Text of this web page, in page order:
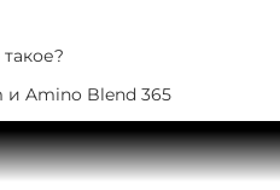
Amino Blend 365